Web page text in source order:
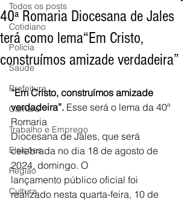
Todos os posts
Cotidiano
Polícia
Saúde
Prefeitura
Câmara
Trabalho e Emprego
Eleições
Região
Cultura
40ª Romaria Diocesana de Jales
terá como lema“Em Cristo,
construímos amizade verdadeira”
“Em Cristo, construímos amizade
verdadeira”. Esse será o lema da 40ª
Romaria
Diocesana de Jales, que será
celebrada no dia 18 de agosto de
2024, domingo. O
lançamento público oficial foi
realizado nesta quarta-feira, 10 de